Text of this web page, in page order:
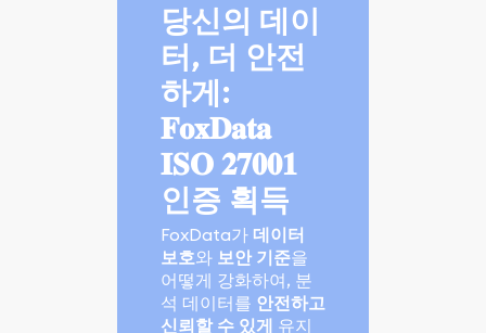
당신의 데이
터, 더 안전
하게:
𝐅𝐨𝐱𝐃𝐚𝐭𝐚
𝐈𝐒𝐎 𝟐𝟕𝟎𝟎𝟏
인증 획득
FoxData가 데이터
보호와 보안 기준을
어떻게 강화하여, 분
석 데이터를 안전하고
신뢰할 수 있게 유지